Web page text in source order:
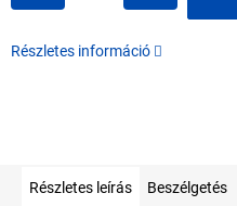
Részletes információ
Részletes leírás Beszélgetés